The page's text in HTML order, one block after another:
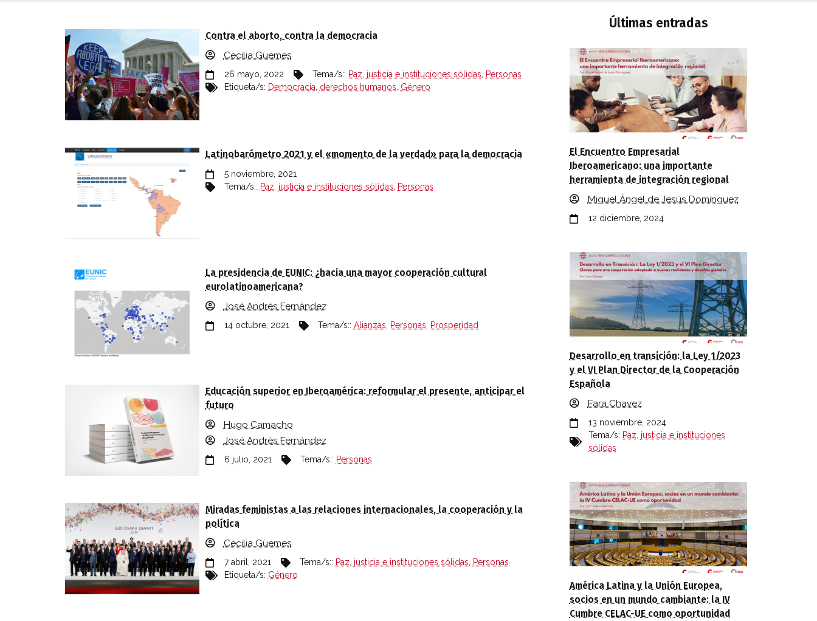
RELACIÓN DE AUTORES QUE COLABORAN EN EL BLOG IBEROAMÉRICA GLOBAL
Contra el aborto, contra la democracia
Cecilia Güemes
26 mayo, 2022 Tema/s:: Paz, justicia e instituciones sólidas
Personas
Etiqueta/s: Democracia derechos humanos Género
Latinobarómetro 2021 y el «momento de la verdad» para la democracia
5 noviembre, 2021
Tema/s:: Paz, justicia e instituciones sólidas Personas
La presidencia de EUNIC: ¿hacia una mayor cooperación cultural
eurolatinoamericana?
José Andrés Fernández
14 octubre, 2021 Tema/s:: Alianzas Personas Prosperidad
Educación superior en Iberoamérica: reformular el presente, anticipar el
futuro
Hugo Camacho
José Andrés Fernández
6 julio, 2021 Tema/s:: Personas
Miradas feministas a las relaciones internacionales, la cooperación y la
política
Cecilia Güemes
7 abril, 2021 Tema/s:: Paz, justicia e instituciones sólidas
Personas
Etiqueta/s: Género
Últimas entradas
El Encuentro Empresarial
Iberoamericano: una importante
herramienta de integración regional
Miguel Ángel de Jesús Domínguez
12 diciembre, 2024
Desarrollo en transición: la Ley 1/2023
y el VI Plan Director de la Cooperación
Española
Fara Chavez
13 noviembre, 2024
Tema/s: Paz, justicia e instituciones
sólidas
América Latina y la Unión Europea,
socios en un mundo cambiante: la IV
Cumbre CELAC-UE como oportunidad